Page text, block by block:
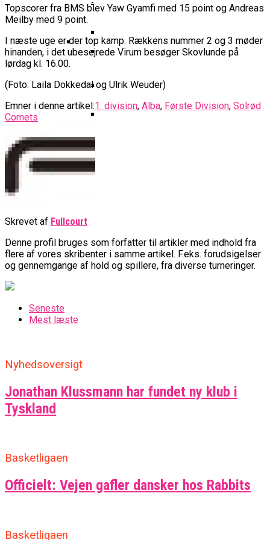
Bakken Bears Åbner FIBA Europe
Imponerede Stort I Debut I Youth
Bakken Bears Skuffede Og
Misser Champions League-
Gruppespil
Basketball Champions League
Danske Tobias Jensen Fik
Portland Trail Blazers
Vanvittigt Overtidsdrama Mod
Grupperne Og Sæt Krydser I Din
Kalender
Medie: Lebron James Vil Stå I
Basketligaen
Fremgang For 12. År I Træk
Topscorer fra BMS blev Yaw Gyamfi med 15 point og Andreas
Meilby med 9 point.
I næste uge er der top kamp. Rækkens nummer 2 og 3 møder
hinanden, i det ubesejrede Virum besøger Skovlunde på
lørdag kl. 16.00.
(Foto: Laila Dokkedal og Ulrik Weuder)
Emner i denne artikel:1. division, Alba, Første Division, Solrød
Comets
Skrevet af Fullcourt
Denne profil bruges som forfatter til artikler med indhold fra
flere af vores skribenter i samme artikel. F.eks. forudsigelser
og gennemgange af hold og spillere, fra diverse turneringer.
Seneste
Mest læste
Nyhedsoversigt
Jonathan Klussmann har fundet ny klub i
Tyskland
Basketligaen
Officielt: Vejen gafler dansker hos Rabbits
Basketligaen